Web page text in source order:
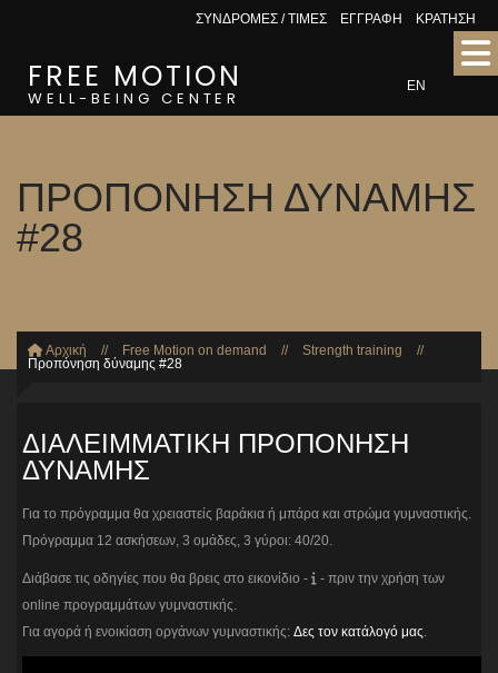
ΣΥΝΔΡΟΜΕΣ / ΤΙΜΕΣ ΕΓΓΡΑΦΗ ΚΡΑΤΗΣΗ
FREE MOTION
WELL-BEING CENTER
EN
ΠΡΟΠΟΝΗΣΗ ΔΥΝΑΜΗΣ
#28
Αρχική // Free Motion on demand // Strength training
//
Προπόνηση δύναμης #28
ΔΙΑΛΕΙΜΜΑΤΙΚΗ ΠΡΟΠΟΝΗΣΗ
ΔΥΝΑΜΗΣ
Για το πρόγραμμα θα χρειαστείς βαράκια ή μπάρα και στρώμα γυμναστικής.
Πρόγραμμα 12 ασκήσεων, 3 ομάδες, 3 γύροι: 40/20.
Διάβασε τις οδηγίες που θα βρεις στο εικονίδιο -
- πριν την χρήση των
online προγραμμάτων γυμναστικής.
Για αγορά ή ενοικίαση οργάνων γυμναστικής: Δες τον κατάλογό μας.